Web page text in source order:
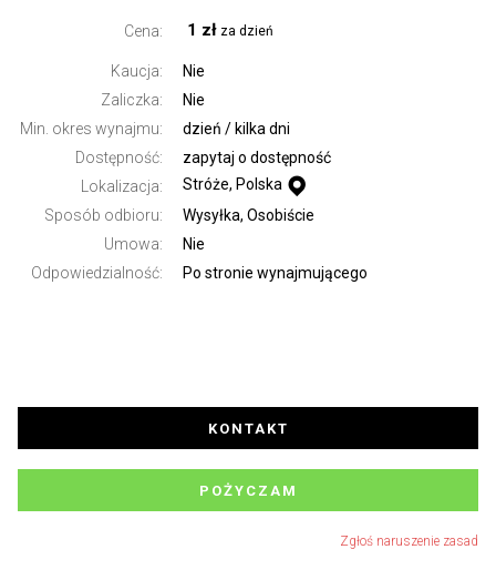
Cena: 1 zł
Kaucja:
Nie
Zaliczka:
Nie
Min. okres wynajmu:
dzień / kilka dni
Dostępność:
zapytaj o dostępność
Lokalizacja:
Stróże, Polska
Sposób odbioru:
Wysyłka, Osobiście
Umowa:
Nie
Odpowiedzialność:
Po stronie wynajmującego
KONTAKT
POŻYCZAM
Zgłoś naruszenie zasad